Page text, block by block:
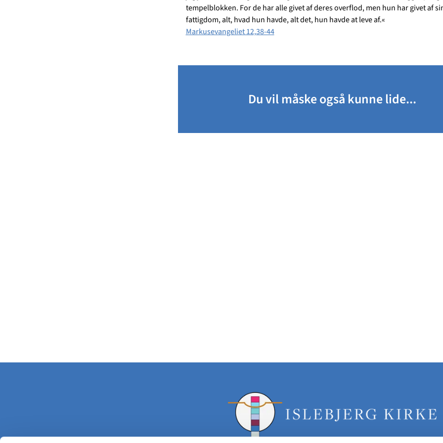
tempelblokken. For de har alle givet af deres overflod, men hun har givet af
fattigdom, alt, hvad hun havde, alt det, hun havde at leve af.«
Markusevangeliet 12,38-44
Du vil måske også kunne lide...